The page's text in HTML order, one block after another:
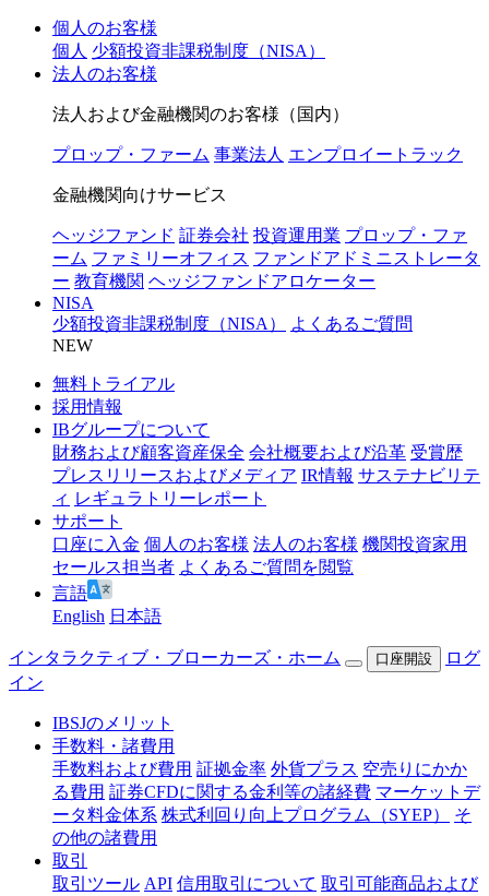
個人のお客様
個人 少額投資非課税制度（NISA）
法人のお客様
法人および金融機関のお客様（国内）
プロップ・ファーム 事業法人 エンプロイートラック
金融機関向けサービス
ヘッジファンド 証券会社 投資運用業 プロップ・ファ
ーム ファミリーオフィス ファンドアドミニストレータ
ー 教育機関 ヘッジファンドアロケーター
NISA
少額投資非課税制度（NISA）
よくあるご質問
NEW
無料トライアル
採用情報
IBグループについて
財務および顧客資産保全 会社概要および沿革 受賞歴
プレスリリースおよびメディア IR情報 サステナビリテ
ィ レギュラトリーレポート
サポート
口座に入金 個人のお客様 法人のお客様 機関投資家用
セールス担当者 よくあるご質問を閲覧
言語
English 日本語
インタラクティブ・ブローカーズ・ホーム 口座開設
ログ
イン
IBSJのメリット
手数料・諸費用
手数料および費用 証拠金率 外貨プラス 空売りにかか
る費用 証券CFDに関する金利等の諸経費 マーケットデ
ータ料金体系 株式利回り向上プログラム（SYEP）
そ
の他の諸費用
取引
取引ツール API 信用取引について 取引可能商品および